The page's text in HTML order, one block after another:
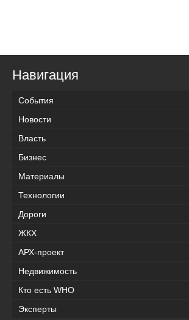
Навигация
События
Новости
Власть
Бизнес
Материалы
Технологии
Дороги
ЖКХ
АРХ-проект
Недвижимость
Кто есть WHO
Эксперты